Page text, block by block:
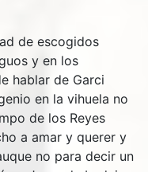
de escogidos
y en los
hablar de Garci
en la vihuela no
de los Reyes
a amar y querer y
no para decir un